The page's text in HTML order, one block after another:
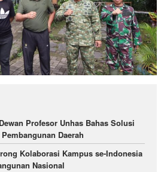
Profesor Unhas Bahas Solusi
Daerah
Kolaborasi Kampus se-Indonesia
Nasional